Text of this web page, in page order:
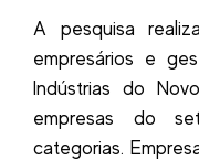
A pesquisa
empresários e
Indústrias do
empresas do
categorias.